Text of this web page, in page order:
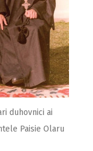
duhovnici ai
Paisie Olaru